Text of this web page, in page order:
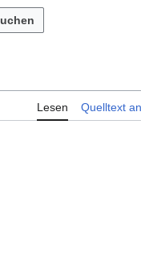
Lesen Quelltext